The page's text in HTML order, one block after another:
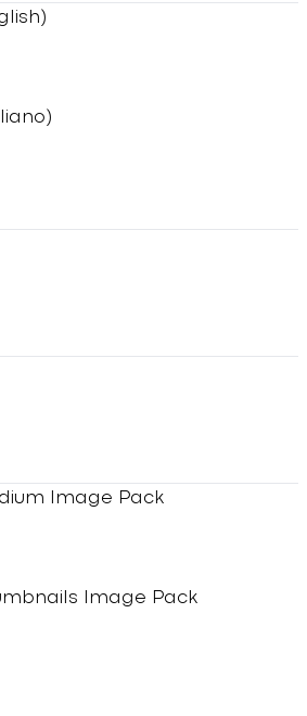
Image Pack
Image Pack